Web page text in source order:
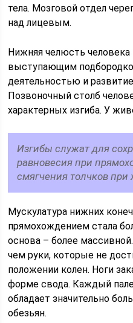
тела. Мозговой отдел
над лицевым.
Нижняя челюсть человека
выступающим
деятельностью и
Позвоночный столб
характерных изгиба. У
Изгибы служат для
равновесия при
смягчения толчков при
Мускулатура нижних
прямохождением стала
основа – более
чем руки, которые не
положении колен. Ноги
форме свода. Каждый
обладает значительно
обезьян.